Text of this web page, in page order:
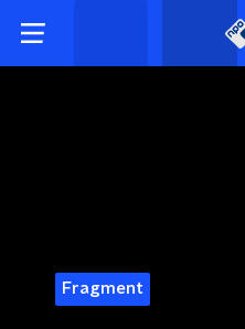
Fragment